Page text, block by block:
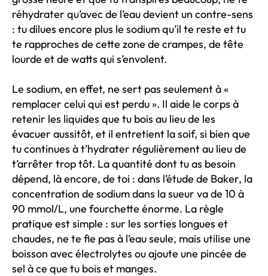
réhydrater qu’avec de l’eau devient un contre-sens
: tu dilues encore plus le sodium qu’il te reste et tu
te rapproches de cette zone de crampes, de tête
lourde et de watts qui s’envolent.
Le sodium, en effet, ne sert pas seulement à «
remplacer celui qui est perdu ». Il aide le corps à
retenir les liquides que tu bois au lieu de les
évacuer aussitôt, et il entretient la soif, si bien que
tu continues à t’hydrater régulièrement au lieu de
t’arrêter trop tôt. La quantité dont tu as besoin
dépend, là encore, de toi : dans l’étude de Baker, la
concentration de sodium dans la sueur va de 10 à
90 mmol/L, une fourchette énorme. La règle
pratique est simple : sur les sorties longues et
chaudes, ne te fie pas à l’eau seule, mais utilise une
boisson avec électrolytes ou ajoute une pincée de
sel à ce que tu bois et manges.